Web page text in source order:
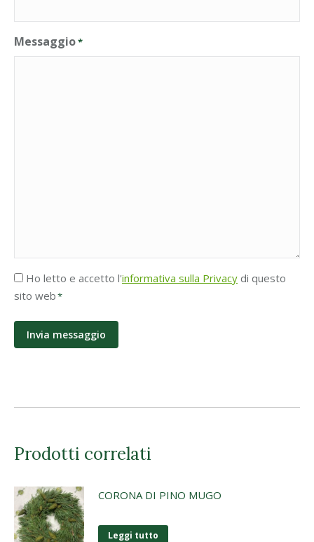
Messaggio*
Accettazione
Privacy
Ho letto e accetto l'informativa sulla Privacy di questo
sito web*
Prodotti correlati
CORONA DI PINO MUGO
Leggi tutto